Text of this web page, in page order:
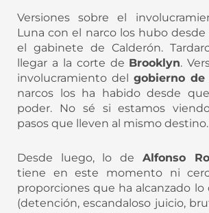
Versiones sobre el
Luna con el narco los hubo
el gabinete de Calderón.
llegar a la corte de Brooklyn.
involucramiento del gobierno de
narcos los ha habido desde
poder. No sé si estamos
pasos que lleven al mismo destino.
Desde luego, lo de Alfonso
tiene en este momento ni
proporciones que ha alcanzado lo
(detención, escandaloso juicio,